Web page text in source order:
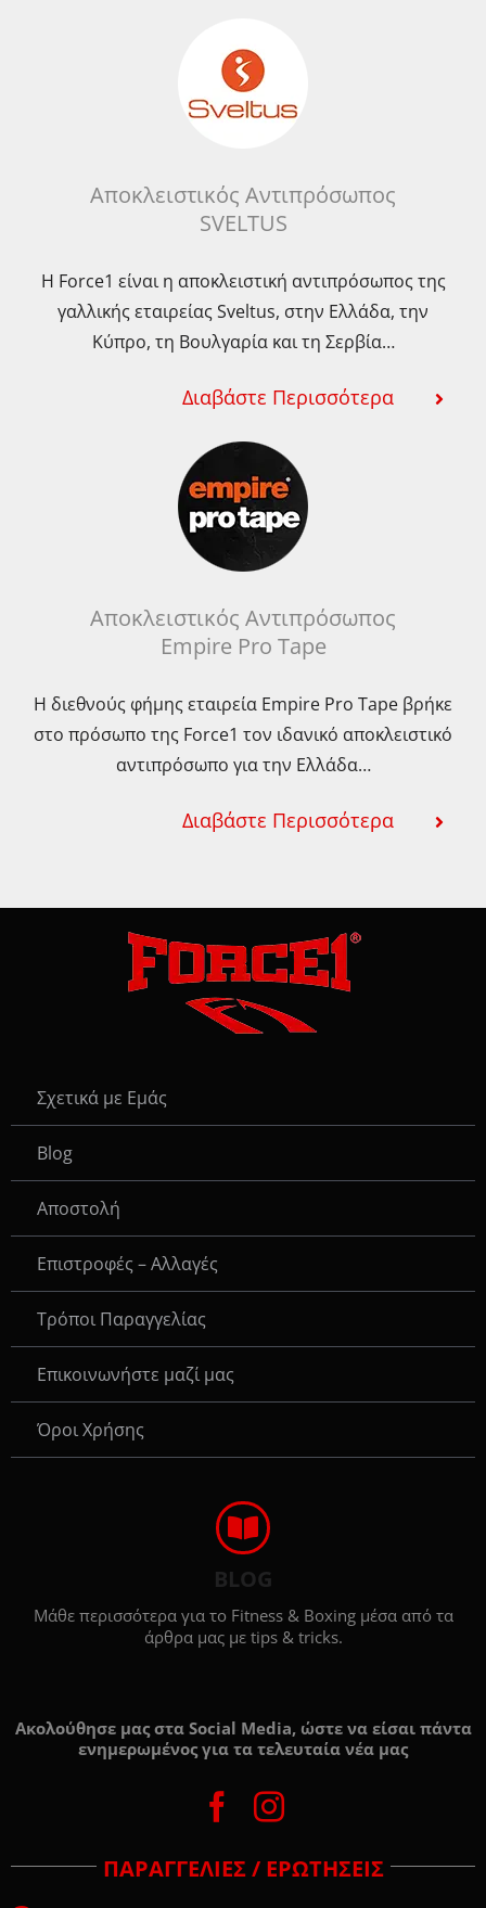
Αποκλειστικός Αντιπρόσωπος
SVELTUS
Η Force1 είναι η αποκλειστική αντιπρόσωπος της
γαλλικής εταιρείας Sveltus, στην Ελλάδα, την
Κύπρο, τη Βουλγαρία και τη Σερβία…
Διαβάστε Περισσότερα
Αποκλειστικός Αντιπρόσωπος
Empire Pro Tape
Η διεθνούς φήμης εταιρεία Empire Pro Tape βρήκε
στο πρόσωπο της Force1 τον ιδανικό αποκλειστικό
αντιπρόσωπο για την Ελλάδα…
Διαβάστε Περισσότερα
Σχετικά με Εμάς
Blog
Αποστολή
Επιστροφές – Αλλαγές
Τρόποι Παραγγελίας
Eπικοινωνήστε μαζί μας
Όροι Χρήσης
BLOG
Μάθε περισσότερα για το Fitness & Boxing μέσα από τα
άρθρα μας με tips & tricks.
Ακολούθησε μας στα Social Media, ώστε να είσαι πάντα
ενημερωμένος για τα τελευταία νέα μας
ΠΑΡΑΓΓΕΛΙΕΣ / ΕΡΩΤΗΣΕΙΣ